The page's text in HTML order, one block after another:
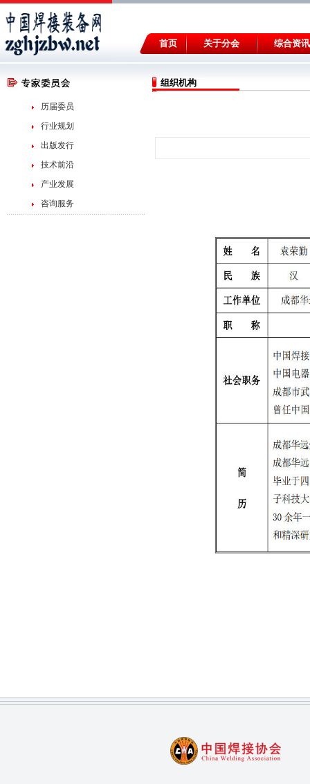
首页 关于分会 综合资讯
历届委员
行业规划
出版发行
技术前沿
产业发展
咨询服务
组织机构